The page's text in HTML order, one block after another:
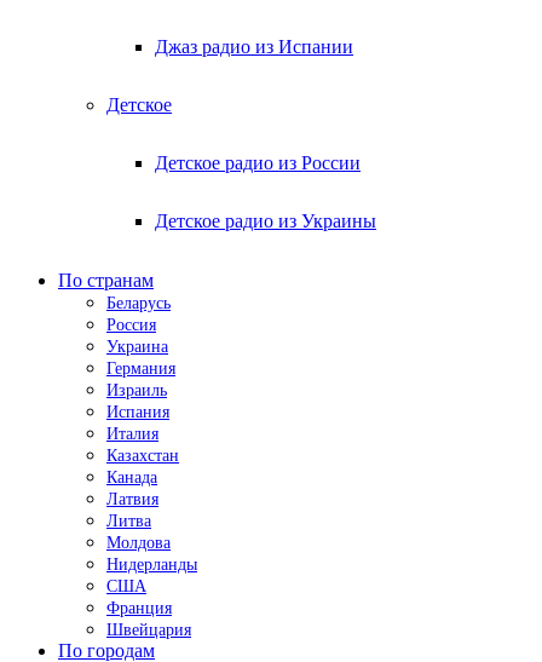
Джаз радио из Испании
Детское
Детское радио из России
Детское радио из Украины
По странам
Беларусь
Россия
Украина
Германия
Израиль
Испания
Италия
Казахстан
Канада
Латвия
Литва
Молдова
Нидерланды
США
Франция
Швейцария
По городам